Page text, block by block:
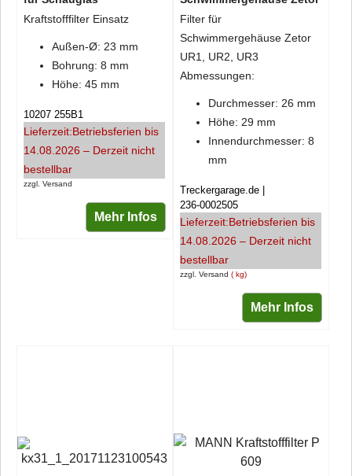
Kraftstofffilter Einsatz
Außen-Ø: 23 mm
Bohrung: 8 mm
Höhe: 45 mm
zzgl. Versand
10207 255B1
Lieferzeit:Betriebsferien bis
14.08.2026 – Derzeit nicht
bestellbar
Mehr Infos
Filter für
Schwimmergehäuse Zetor
UR1, UR2, UR3
Abmessungen:
Durchmesser: 26 mm
Höhe: 29 mm
Innendurchmesser: 8
mm
zzgl. Versand kg
Treckergarage.de
236-0002505
Lieferzeit:Betriebsferien bis
14.08.2026 – Derzeit nicht
bestellbar
Mehr Infos